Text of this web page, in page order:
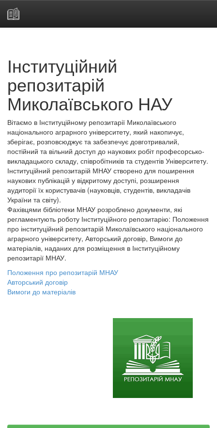
Інституційний
репозитарій
Миколаївського НАУ
Вітаємо в Інституційному репозитарії Миколаївського
національного аграрного університету, який накопичує,
зберігає, розповсюджує та забезпечує довготривалий,
постійний та вільний доступ до наукових робіт професорсько-
викладацького складу, співробітників та студентів Університету.
Інституційний репозитарій МНАУ створено для поширення
наукових публікацій у відкритому доступі, розширення
аудиторії їх користувачів (науковців, студентів, викладачів
України та світу).
Фахівцями бібліотеки МНАУ розроблено документи, які
регламентують роботу Інституційного репозитарію: Положення
про інституційний репозитарій Миколаївського національного
аграрного університету, Авторський договір, Вимоги до
матеріалів, наданих для розміщення в Інституційному
репозитарії МНАУ.
Положення про репозитарій МНАУ
Авторський договір
Вимоги до матеріалів